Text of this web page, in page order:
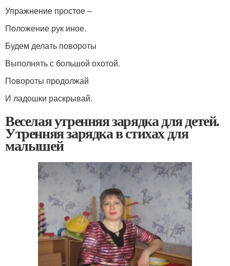
Упражнение простое –
Положение рук иное.
Будем делать повороты
Выполнять с большой охотой.
Повороты продолжай
И ладошки раскрывай.
Веселая утренняя зарядка для детей.
Утренняя зарядка в стихах для
малышей